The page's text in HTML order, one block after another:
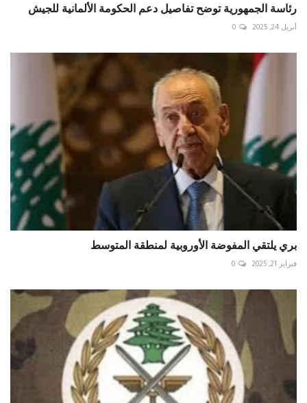
رئاسة الجمهورية توضح تفاصيل دعم الحكومة الألمانية للجيش
أبريل 24, 2025 0
بري يلتقي المفوضة الأوروبية لمنطقة المتوسط
فبراير 21, 2025 0